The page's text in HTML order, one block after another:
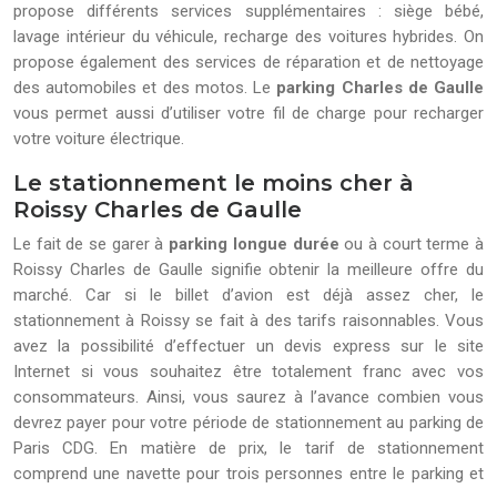
propose différents services supplémentaires : siège bébé,
lavage intérieur du véhicule, recharge des voitures hybrides. On
propose également des services de réparation et de nettoyage
des automobiles et des motos. Le parking Charles de Gaulle
vous permet aussi d’utiliser votre fil de charge pour recharger
votre voiture électrique.
Le stationnement le moins cher à
Roissy Charles de Gaulle
Le fait de se garer à parking longue durée ou à court terme à
Roissy Charles de Gaulle signifie obtenir la meilleure offre du
marché. Car si le billet d’avion est déjà assez cher, le
stationnement à Roissy se fait à des tarifs raisonnables. Vous
avez la possibilité d’effectuer un devis express sur le site
Internet si vous souhaitez être totalement franc avec vos
consommateurs. Ainsi, vous saurez à l’avance combien vous
devrez payer pour votre période de stationnement au parking de
Paris CDG. En matière de prix, le tarif de stationnement
comprend une navette pour trois personnes entre le parking et